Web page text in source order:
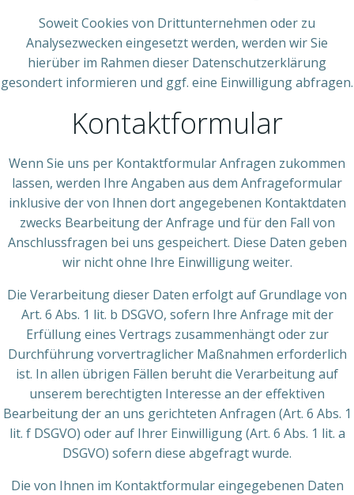
Soweit Cookies von Drittunternehmen oder zu
Analysezwecken eingesetzt werden, werden wir Sie
hierüber im Rahmen dieser Datenschutzerklärung
gesondert informieren und ggf. eine Einwilligung abfragen.
Kontaktformular
Wenn Sie uns per Kontaktformular Anfragen zukommen
lassen, werden Ihre Angaben aus dem Anfrageformular
inklusive der von Ihnen dort angegebenen Kontaktdaten
zwecks Bearbeitung der Anfrage und für den Fall von
Anschlussfragen bei uns gespeichert. Diese Daten geben
wir nicht ohne Ihre Einwilligung weiter.
Die Verarbeitung dieser Daten erfolgt auf Grundlage von
Art. 6 Abs. 1 lit. b DSGVO, sofern Ihre Anfrage mit der
Erfüllung eines Vertrags zusammenhängt oder zur
Durchführung vorvertraglicher Maßnahmen erforderlich
ist. In allen übrigen Fällen beruht die Verarbeitung auf
unserem berechtigten Interesse an der effektiven
Bearbeitung der an uns gerichteten Anfragen (Art. 6 Abs. 1
lit. f DSGVO) oder auf Ihrer Einwilligung (Art. 6 Abs. 1 lit. a
DSGVO) sofern diese abgefragt wurde.
Die von Ihnen im Kontaktformular eingegebenen Daten